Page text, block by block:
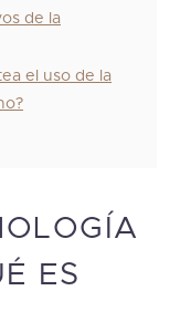
de la
el uso de la
ES